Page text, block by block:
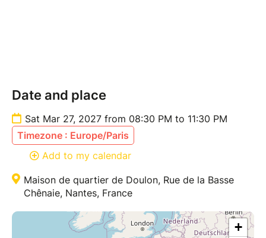
Date and place
Sat Mar 27, 2027 from 08:30 PM to 11:30 PM
Timezone : Europe/Paris
Add to my calendar
Maison de quartier de Doulon, Rue de la Basse
Chênaie, Nantes, France
+